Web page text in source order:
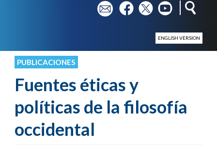
em fb tw yt
ENGLISH VERSION
PUBLICACIONES
Fuentes éticas y
políticas de la filosofía
occidental